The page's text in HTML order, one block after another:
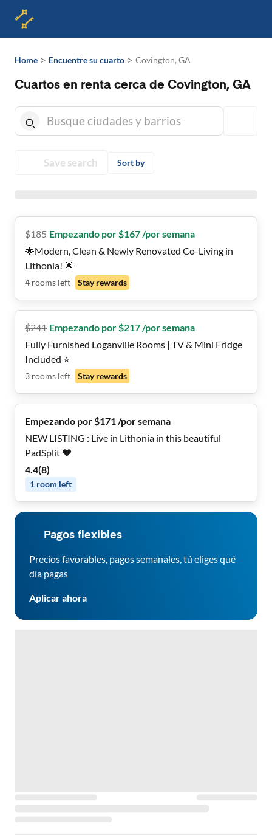
Home > Encuentre su cuarto > Covington, GA
Cuartos en renta cerca de Covington, GA
Save search Sort by
$185 Empezando por $167 /por semana
🌟Modern, Clean & Newly Renovated Co-Living in
Lithonia! 🌟
4 rooms left Stay rewards
$241 Empezando por $217 /por semana
Fully Furnished Loganville Rooms | TV & Mini Fridge
Included ⭐
3 rooms left Stay rewards
Empezando por $171 /por semana
NEW LISTING : Live in Lithonia in this beautiful
PadSplit ❤️
4.4(8)
1 room left
Pagos flexibles
Precios favorables, pagos semanales, tú eliges qué
día pagas
Aplicar ahora